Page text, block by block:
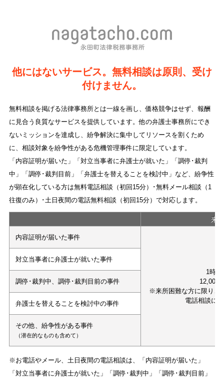
他にはないサービス。無料相談は原則、受け
付けません。
無料相談を掲げる法律事務所とは一線を画し、価格競争はせず、報酬
に見合う良質なサービスを提供しています。他の弁護士事務所にでき
ないミッションを達成し、紛争解決に集中してリソースを割くため
に、相談対象を紛争性がある危機管理事件に限定しています。
「内容証明が届いた」「対立当事者に弁護士が就いた」「調停･裁判
中」「調停･裁判目前」「弁護士を替えることを検討中」など、紛争性
が顕在化している方は無料電話相談（初回15分）･無料メール相談（1
往復のみ）･土日夜間の電話無料相談（初回15分）で対応します。
来所
内容証明が届いた事件
1時間
12,000
※来所困難な方に限り、
電話相談に
対立当事者に弁護士が就いた事件
調停･裁判中、調停･裁判目前の事件
弁護士を替えることを検討中の事件
その他、紛争性がある事件
（潜在的なものも含めて）
※お電話やメール、土日夜間の電話相談は、「内容証明が届いた」
「対立当事者に弁護士が就いた」「調停･裁判中」「調停･裁判目前」